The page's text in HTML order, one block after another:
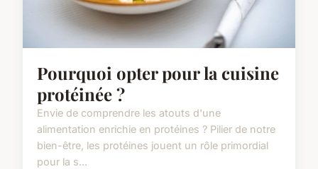
Pourquoi opter pour la cuisine
protéinée ?
Envie de comprendre les atouts d'une
alimentation enrichie en protéines ? Pilier de notre
bien-être, les protéines jouent un rôle primordial
pour la s...